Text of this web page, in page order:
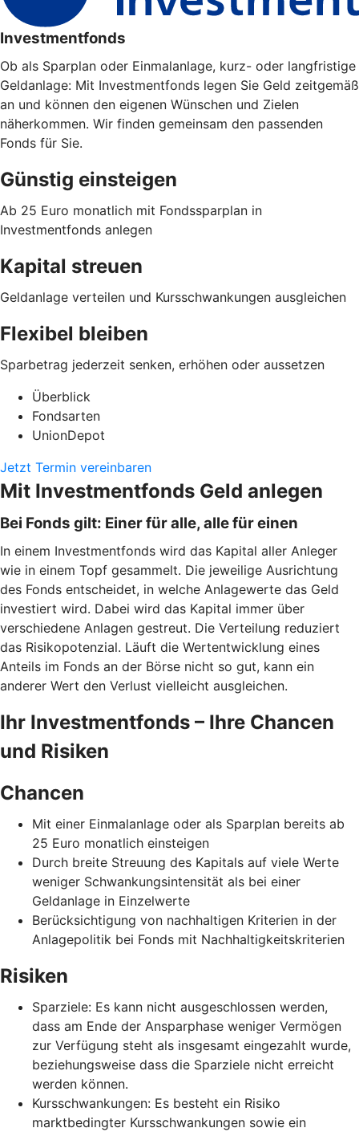
Investmentfonds
Ob als Sparplan oder Einmalanlage, kurz- oder langfristige
Geldanlage: Mit Investmentfonds legen Sie Geld zeitgemäß
an und können den eigenen Wünschen und Zielen
näherkommen. Wir finden gemeinsam den passenden
Fonds für Sie.
Günstig einsteigen
Ab 25 Euro monatlich mit Fondssparplan in
Investmentfonds anlegen
Kapital streuen
Geldanlage verteilen und Kursschwankungen ausgleichen
Flexibel bleiben
Sparbetrag jederzeit senken, erhöhen oder aussetzen
Überblick
Fondsarten
UnionDepot
Jetzt Termin vereinbaren
Mit Investmentfonds Geld anlegen
Bei Fonds gilt: Einer für alle, alle für einen
In einem Investmentfonds wird das Kapital aller Anleger
wie in einem Topf gesammelt. Die jeweilige Ausrichtung
des Fonds entscheidet, in welche Anlagewerte das Geld
investiert wird. Dabei wird das Kapital immer über
verschiedene Anlagen gestreut. Die Verteilung reduziert
das Risikopotenzial. Läuft die Wertentwicklung eines
Anteils im Fonds an der Börse nicht so gut, kann ein
anderer Wert den Verlust vielleicht ausgleichen.
Ihr Investmentfonds – Ihre Chancen
und Risiken
Chancen
Mit einer Einmalanlage oder als Sparplan bereits ab
25 Euro monatlich einsteigen
Durch breite Streuung des Kapitals auf viele Werte
weniger Schwankungsintensität als bei einer
Geldanlage in Einzelwerte
Berücksichtigung von nachhaltigen Kriterien in der
Anlagepolitik bei Fonds mit Nachhaltigkeitskriterien
Risiken
Sparziele: Es kann nicht ausgeschlossen werden,
dass am Ende der Ansparphase weniger Vermögen
zur Verfügung steht als insgesamt eingezahlt wurde,
beziehungsweise dass die Sparziele nicht erreicht
werden können.
Kursschwankungen: Es besteht ein Risiko
marktbedingter Kursschwankungen sowie ein